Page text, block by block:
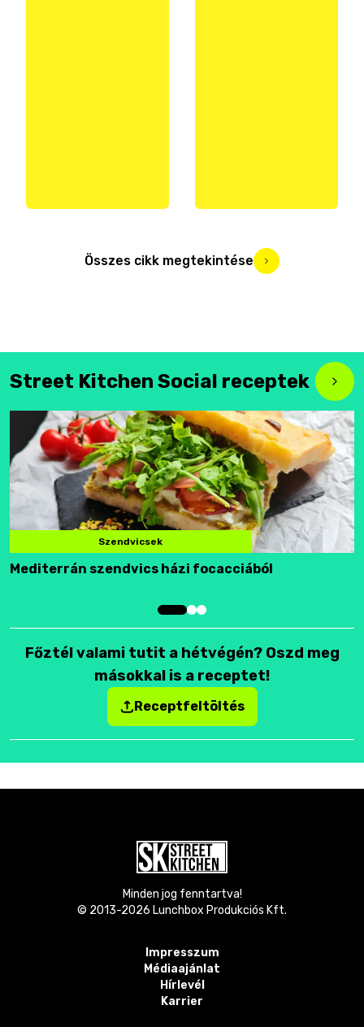
Összes cikk megtekintése
Street Kitchen Social receptek
Szendvicsek
Mediterrán szendvics házi focacciából
Főztél valami tutit a hétvégén? Oszd meg
másokkal is a receptet!
Receptfeltöltés
Minden jog fenntartva!
© 2013-2026 Lunchbox Produkciós Kft.
Impresszum
Médiaajánlat
Hírlevél
Karrier